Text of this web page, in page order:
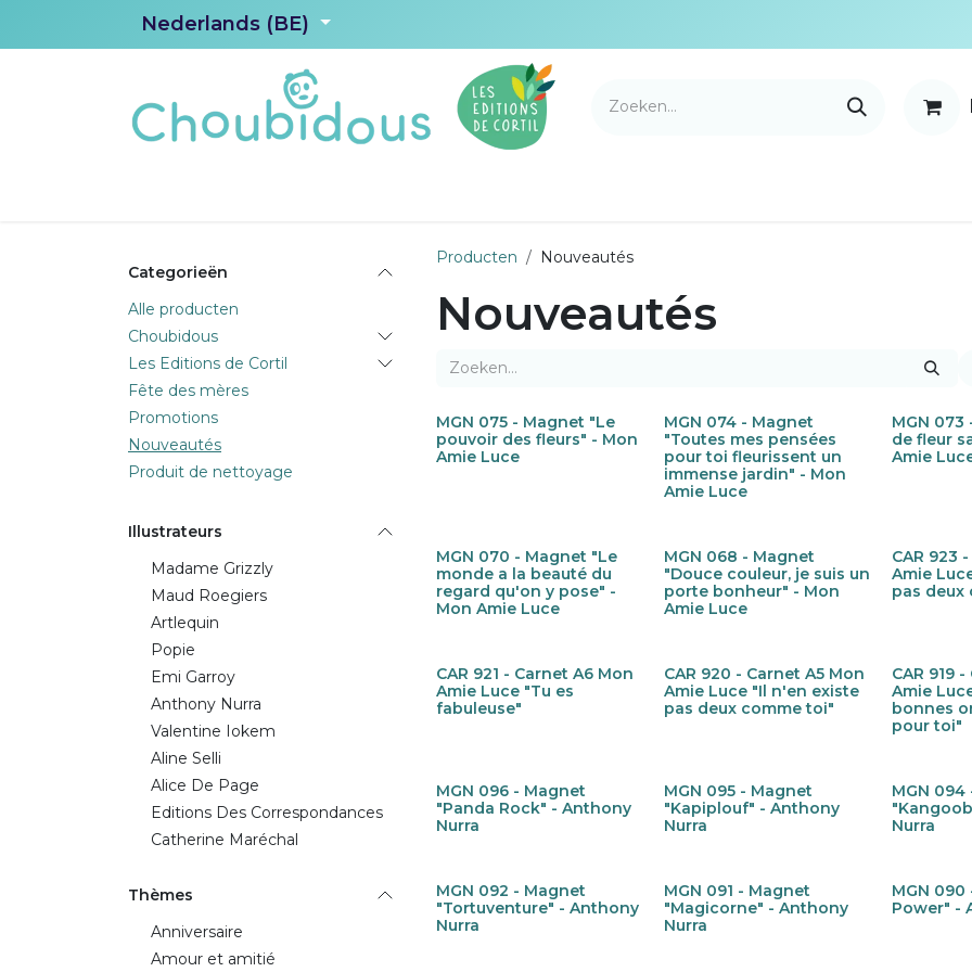
Nederlands (BE)
Categorieën
Alle producten
Choubidous
Les Editions de Cortil
Fête des mères
Promotions
Nouveautés
Produit de nettoyage
Illustrateurs
Madame Grizzly
Maud Roegiers
Artlequin
Popie
Emi Garroy
Anthony Nurra
Valentine Iokem
Aline Selli
Alice De Page
Editions Des Correspondances
Catherine Maréchal
Thèmes
Anniversaire
Amour et amitié
Producten Nouveautés
Nouveautés
Nieuw!
MGN 075 - Magnet "Le
pouvoir des fleurs" - Mon
Amie Luce
Nieuw!
MGN 074 - Magnet
"Toutes mes pensées
pour toi fleurissent un
immense jardin" - Mon
Amie Luce
Nieuw!
MGN
de fleur
Amie
Nieuw!
MGN 070 - Magnet "Le
monde a la beauté du
regard qu'on y pose" -
Mon Amie Luce
Nieuw!
MGN 068 - Magnet
"Douce couleur, je suis un
porte bonheur" - Mon
Amie Luce
Nieuw!
CAR 923
Amie
pas deux
Nieuw!
CAR 921 - Carnet A6 Mon
Amie Luce "Tu es
fabuleuse"
Nieuw!
CAR 920 - Carnet A5 Mon
Amie Luce "Il n'en existe
pas deux comme toi"
Nieuw!
CAR 919
Amie
bonnes
pour toi"
Nieuw!
MGN 096 - Magnet
"Panda Rock" - Anthony
Nurra
Nieuw!
MGN 095 - Magnet
"Kapiplouf" - Anthony
Nurra
Nieuw!
MGN
Nurra
Nieuw!
MGN 092 - Magnet
"Tortuventure" - Anthony
Nurra
Nieuw!
MGN 091 - Magnet
"Magicorne" - Anthony
Nurra
Nieuw!
MGN
Power" -